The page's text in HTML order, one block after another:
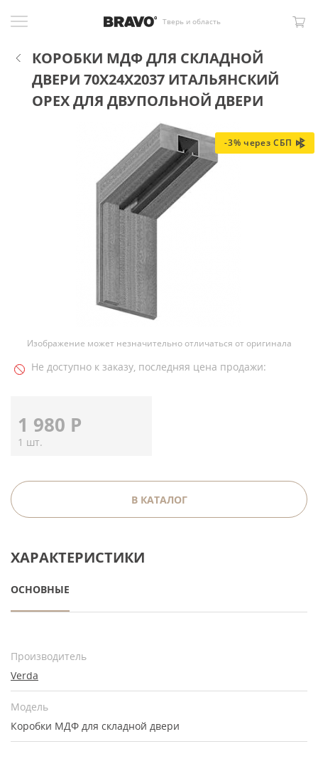
Тверь и область
КОРОБКИ МДФ ДЛЯ СКЛАДНОЙ
ДВЕРИ 70X24X2037 ИТАЛЬЯНСКИЙ
ОРЕХ ДЛЯ ДВУПОЛЬНОЙ ДВЕРИ
-3% через СБП
Изображение может незначительно отличаться от оригинала
Не доступно к заказу, последняя цена продажи:
1 980 Р
1 шт.
В КАТАЛОГ
ХАРАКТЕРИСТИКИ
ОСНОВНЫЕ
Производитель
Verda
Модель
Коробки МДФ для складной двери